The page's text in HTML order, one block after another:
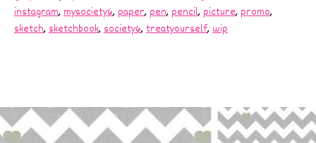
instagram,mysociety6, paper, pen, pencil, picture, promo,
sketch,sketchbook,society6,treatyourself,wip